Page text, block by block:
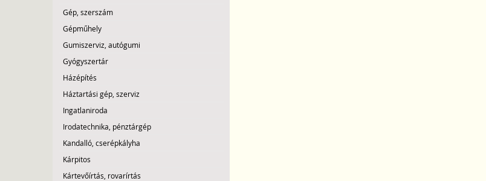
Gép, szerszám
Gépműhely
Gumiszerviz, autógumi
Gyógyszertár
Házépítés
Háztartási gép, szerviz
Ingatlaniroda
Irodatechnika, pénztárgép
Kandalló, cserépkályha
Kárpitos
Kártevőírtás, rovarírtás